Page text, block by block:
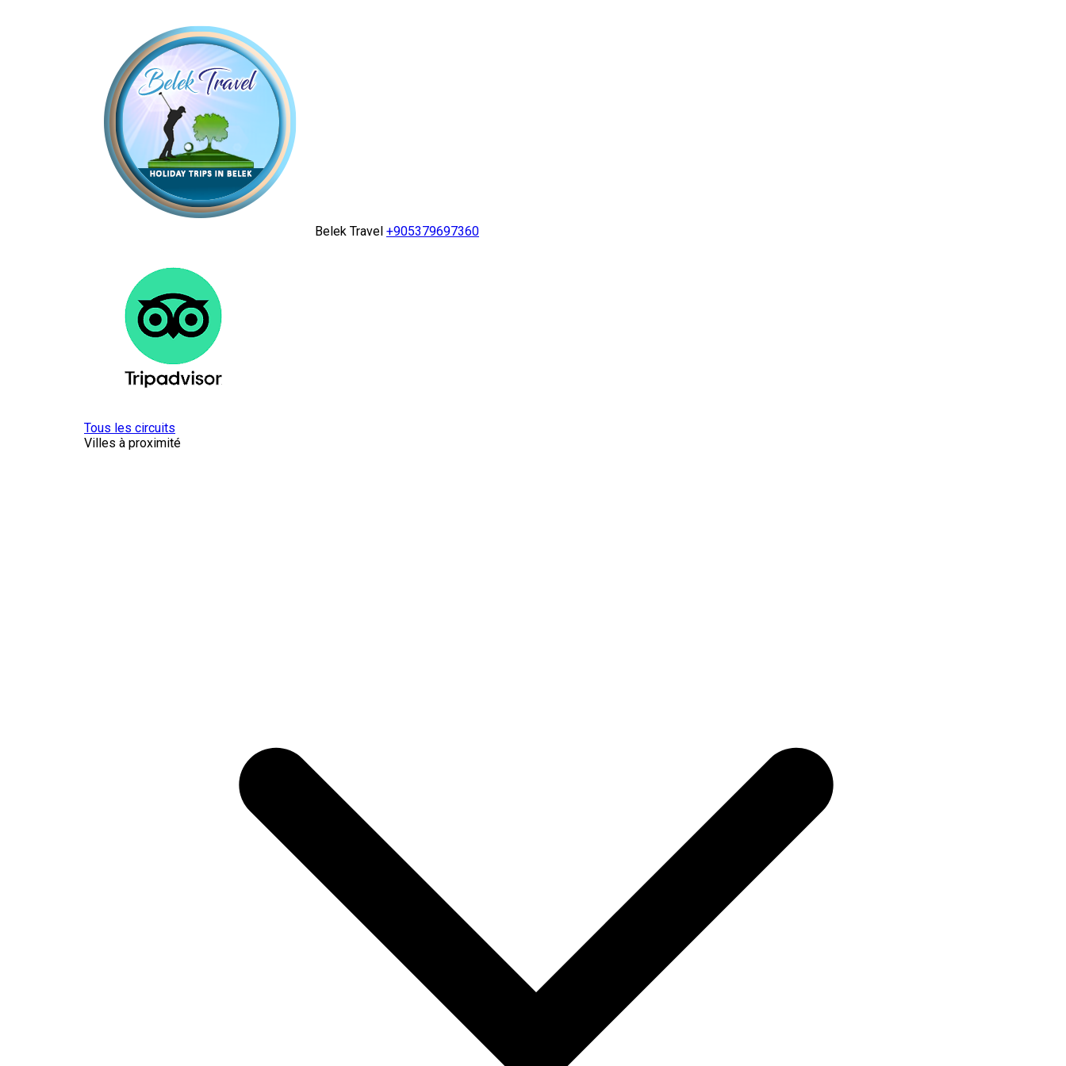
Belek Travel +905379697360
Tous les circuits
Villes à proximité